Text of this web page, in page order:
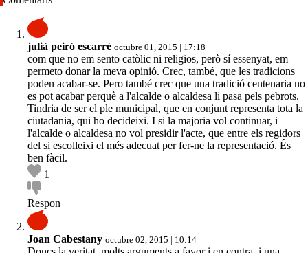
julià peiró escarré octubre 01, 2015 | 17:18
com que no em sento catòlic ni religios, però sí essenyat, em
permeto donar la meva opinió. Crec, també, que les tradicions
poden acabar-se. Pero també crec que una tradició centenaria no
es pot acabar perquè a l'alcalde o alcaldesa li pasa pels pebrots.
Tindria de ser el ple municipal, que en conjunt representa tota la
ciutadania, qui ho decideixi. I si la majoria vol continuar, i
l'alcalde o alcaldesa no vol presidir l'acte, que entre els regidors
del si escolleixi el més adecuat per fer-ne la representació. És
ben fàcil.
1
Respon
Joan Cabestany octubre 02, 2015 | 10:14